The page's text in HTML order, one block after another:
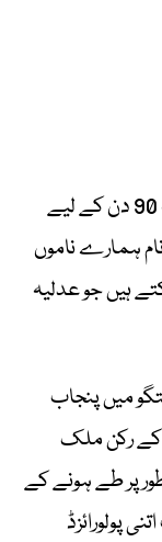
پی ٹی آئی کے ہاشم جواں بخت کا کہنا تھاکہ 90 دن کے لیے
ہمارے ناموں
ہیں جو عدلیہ
میں پنجاب
کے رکن ملک
پر طے ہونے کے
پولورائزڈ